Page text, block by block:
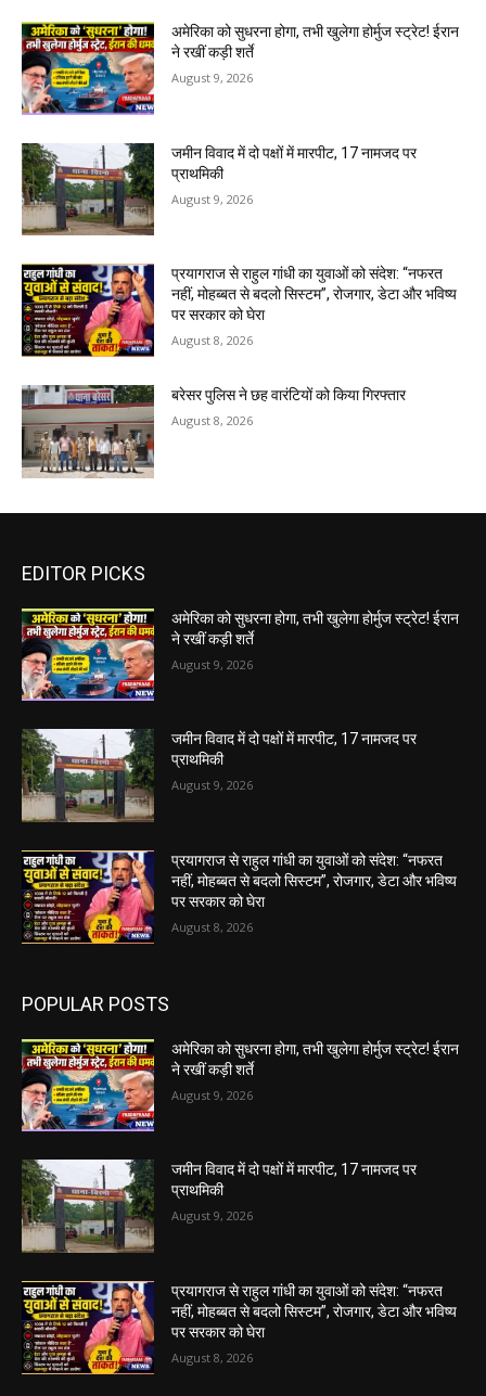
अमेरिका को सुधरना होगा, तभी खुलेगा होर्मुज स्ट्रेट! ईरान
ने रखीं कड़ी शर्ते
August 9, 2026
जमीन विवाद में दो पक्षों में मारपीट, 17 नामजद पर
प्राथमिकी
August 9, 2026
प्रयागराज से राहुल गांधी का युवाओं को संदेश: “नफरत
नहीं, मोहब्बत से बदलो सिस्टम”, रोजगार, डेटा और भविष्य
पर सरकार को घेरा
August 8, 2026
बरेसर पुलिस ने छह वारंटियों को किया गिरफ्तार
August 8, 2026
EDITOR PICKS
अमेरिका को सुधरना होगा, तभी खुलेगा होर्मुज स्ट्रेट! ईरान
ने रखीं कड़ी शर्ते
August 9, 2026
जमीन विवाद में दो पक्षों में मारपीट, 17 नामजद पर
प्राथमिकी
August 9, 2026
प्रयागराज से राहुल गांधी का युवाओं को संदेश: “नफरत
नहीं, मोहब्बत से बदलो सिस्टम”, रोजगार, डेटा और भविष्य
पर सरकार को घेरा
August 8, 2026
POPULAR POSTS
अमेरिका को सुधरना होगा, तभी खुलेगा होर्मुज स्ट्रेट! ईरान
ने रखीं कड़ी शर्ते
August 9, 2026
जमीन विवाद में दो पक्षों में मारपीट, 17 नामजद पर
प्राथमिकी
August 9, 2026
प्रयागराज से राहुल गांधी का युवाओं को संदेश: “नफरत
नहीं, मोहब्बत से बदलो सिस्टम”, रोजगार, डेटा और भविष्य
पर सरकार को घेरा
August 8, 2026